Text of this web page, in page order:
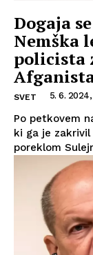
Dogaja
Nemška
policista
SVET 5. 6. 2024,
Po petkovem
ki ga je
poreklom